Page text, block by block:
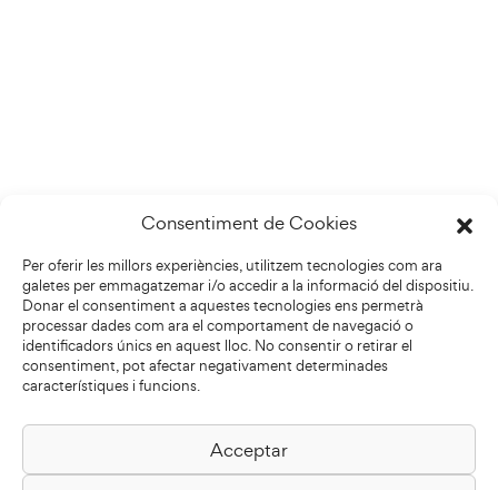
Consentiment de Cookies
Per oferir les millors experiències, utilitzem tecnologies com ara
galetes per emmagatzemar i/o accedir a la informació del dispositiu.
Donar el consentiment a aquestes tecnologies ens permetrà
processar dades com ara el comportament de navegació o
identificadors únics en aquest lloc. No consentir o retirar el
consentiment, pot afectar negativament determinades
característiques i funcions.
Acceptar
Biblioteca Pilarin Bayés